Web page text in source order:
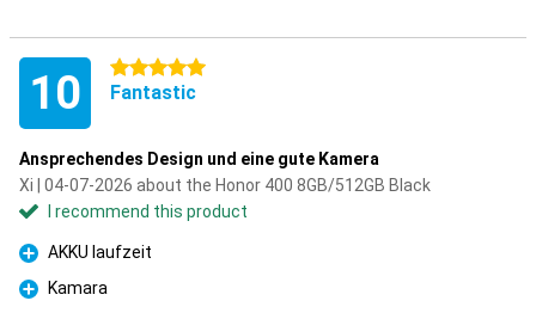
10 5 stars
Fantastic
Ansprechendes Design und eine gute Kamera
Xi | 04-07-2026 about the Honor 400 8GB/512GB Black
I recommend this product
Pro
AKKU laufzeit
Pro
Kamara